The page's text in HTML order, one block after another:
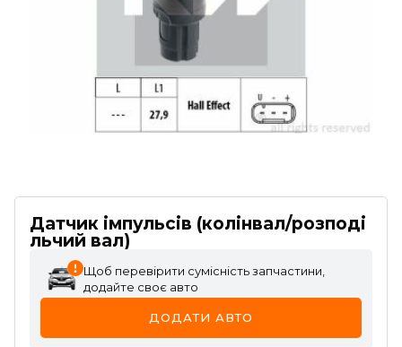
Датчик імпульсів (колінвал/розподі
льчий вал)
Щоб перевірити сумісність запчастини,
додайте своє авто
ДОДАТИ АВТО